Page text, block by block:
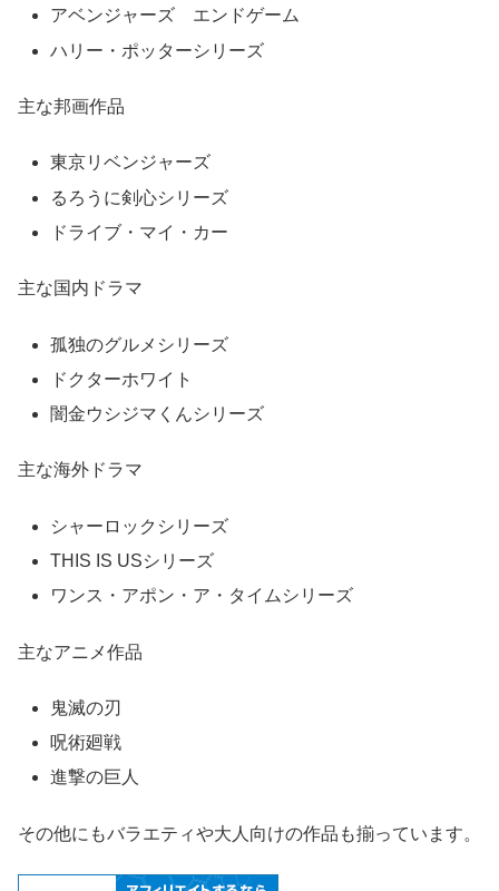
アベンジャーズ エンドゲーム
ハリー・ポッターシリーズ
主な邦画作品
東京リベンジャーズ
るろうに剣心シリーズ
ドライブ・マイ・カー
主な国内ドラマ
孤独のグルメシリーズ
ドクターホワイト
闇金ウシジマくんシリーズ
主な海外ドラマ
シャーロックシリーズ
THIS IS USシリーズ
ワンス・アポン・ア・タイムシリーズ
主なアニメ作品
鬼滅の刃
呪術廻戦
進撃の巨人
その他にもバラエティや大人向けの作品も揃っています。